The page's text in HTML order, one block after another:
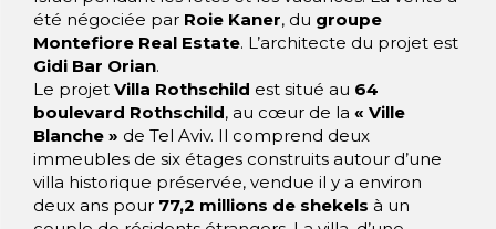
été négociée par Roie Kaner, du groupe
Montefiore Real Estate. L’architecte du projet est
Gidi Bar Orian.
Le projet Villa Rothschild est situé au 64
boulevard Rothschild, au cœur de la « Ville
Blanche » de Tel Aviv. Il comprend deux
immeubles de six étages construits autour d’une
villa historique préservée, vendue il y a environ
deux ans pour 77,2 millions de shekels à un